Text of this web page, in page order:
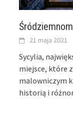
21 maja 2021
Sycylia,
miejsce, które
malowniczym
historią i